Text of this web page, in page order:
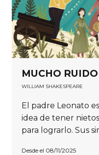
MUCHO
WILLIAM SHAKESPEARE
El padre Leonato
idea de tener
para lograrlo. Sus
Desde el 08/11/2025